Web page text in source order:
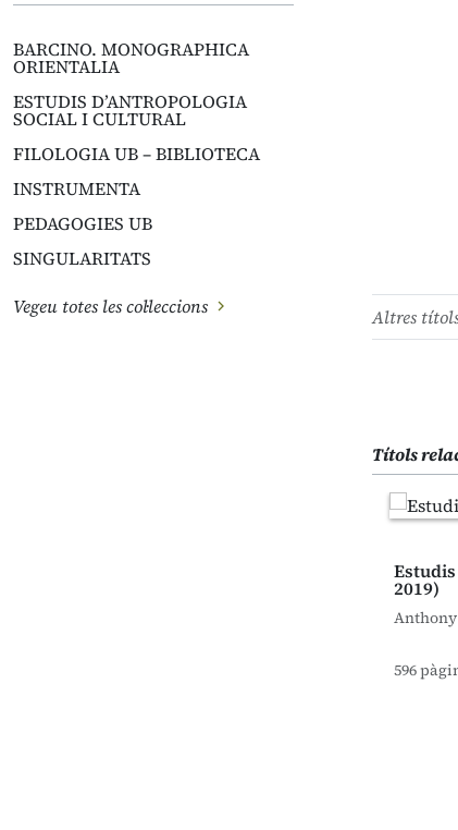
BARCINO. MONOGRAPHICA
ORIENTALIA
ESTUDIS D’ANTROPOLOGIA
SOCIAL I CULTURAL
FILOLOGIA UB – BIBLIOTECA
INSTRUMENTA
PEDAGOGIES UB
SINGULARITATS
Vegeu totes les col·leccions
Altres
Títols
Estudis
2019)
596